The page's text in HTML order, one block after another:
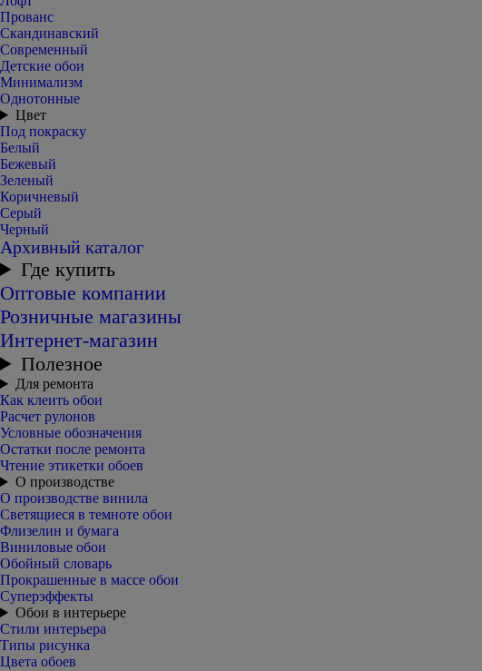
Прованс
Скандинавский
Современный
Детские обои
Минимализм
Однотонные
Цвет
Под покраску
Белый
Бежевый
Зеленый
Коричневый
Серый
Черный
Архивный каталог
Где купить
Оптовые компании
Розничные магазины
Интернет-магазин
Полезное
Для ремонта
Как клеить обои
Расчет рулонов
Условные обозначения
Остатки после ремонта
Чтение этикетки обоев
О производстве
О производстве винила
Светящиеся в темноте обои
Флизелин и бумага
Виниловые обои
Обойный словарь
Прокрашенные в массе обои
Суперэффекты
Обои в интерьере
Стили интерьера
Типы рисунка
Цвета обоев